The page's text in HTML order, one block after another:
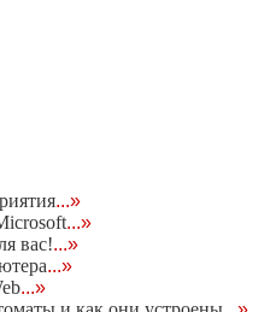
...»
...»
вас!...»
...»
...»